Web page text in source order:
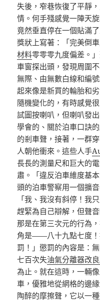
失後，窄巷恢復了平靜
情。何手殘感覺一陣天
竟然垂直停在一個貼滿
獎狀上寫著：「完美倒
材料零零零九度偏差。
車窗探出頭，發現周圍
無際、由無數白線和編
起來像是新買的輪胎和
隨機變化的，有時感覺
試圖按喇叭，但喇叭發
學會的、關於泊車口訣
的剎車聲，接著，一群
人朝他衝來。這些人手
長長的測量尺和巨大的
肅。「違反泊車維度基
頭的泊車警察用一個擴
「我、我沒有斜停！我
趕緊為自己辯解，但聲
那是在第三次元的行為
角是——八十九點七度！
罰！」懲罰的內容是：
七百次失油氣分離器改
為止。就在這時，一輛
車，優雅地從網格的邊
陶醉的摩擦聲，它以一